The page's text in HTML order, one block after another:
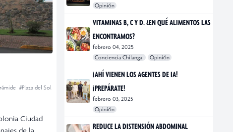
#Plaza del Sol
Ciudad
Opinión
#exposiciones
#fotografía
VITAMINAS B, C Y D. ¿EN QUÉ ALIMENTOS LAS
ENCONTRAMOS?
febrero 04, 2025
Conciencia Chilanga
Opinión
#bienestar
#Opinión
#Principal
¡AHÍ VIENEN LOS AGENTES DE IA!
¡PREPÁRATE!
febrero 03, 2025
Opinión
#Bar Emprende
#Opinión
#Principal
REDUCE LA DISTENSIÓN ABDOMINAL